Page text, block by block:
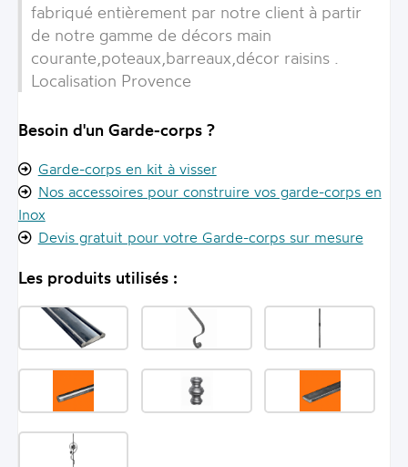
fabriqué entièrement par notre client à partir
de notre gamme de décors main
courante,poteaux,barreaux,décor raisins .
Localisation Provence
Besoin d'un Garde-corps ?
Garde-corps en kit à visser
Nos accessoires pour construire vos garde-corps en
Inox
Devis gratuit pour votre Garde-corps sur mesure
Les produits utilisés :